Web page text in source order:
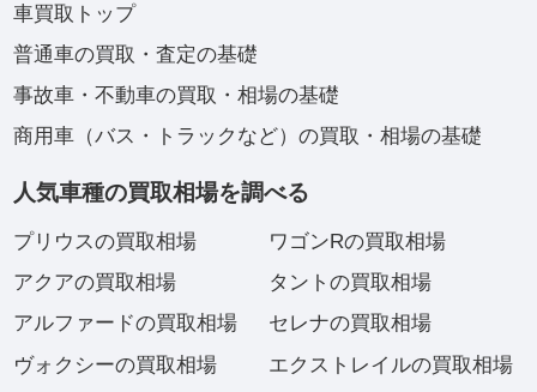
車買取トップ
普通車の買取・査定の基礎
事故車・不動車の買取・相場の基礎
商用車（バス・トラックなど）の買取・相場の基礎
人気車種の買取相場を調べる
プリウスの買取相場
アクアの買取相場
アルファードの買取相場
ヴォクシーの買取相場
ワゴンRの買取相場
タントの買取相場
セレナの買取相場
エクストレイルの買取相場